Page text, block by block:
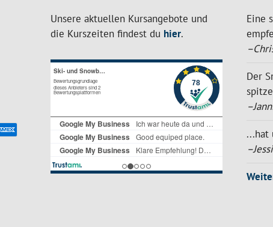
Unsere aktuellen Kursangebote und
die Kurszeiten findest du hier.
Eine
Der
...hat